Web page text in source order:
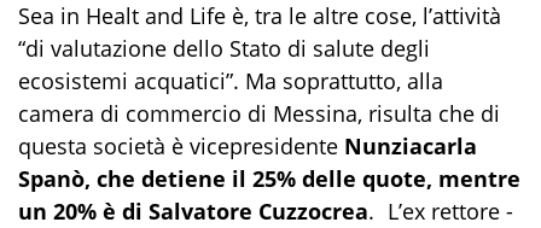
Sea in Healt and Life è, tra le altre cose, l’attività
“di valutazione dello Stato di salute degli
ecosistemi acquatici”. Ma soprattutto, alla
camera di commercio di Messina, risulta che di
questa società è vicepresidente Nunziacarla
Spanò, che detiene il 25% delle quote, mentre
un 20% è di Salvatore Cuzzocrea. L’ex rettore -